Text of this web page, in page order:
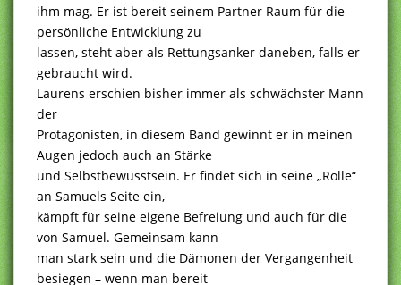
ihm mag. Er ist bereit seinem Partner Raum für die
persönliche Entwicklung zu
lassen, steht aber als Rettungsanker daneben, falls er
gebraucht wird.
Laurens erschien bisher immer als schwächster Mann
der
Protagonisten, in diesem Band gewinnt er in meinen
Augen jedoch auch an Stärke
und Selbstbewusstsein. Er findet sich in seine „Rolle“
an Samuels Seite ein,
kämpft für seine eigene Befreiung und auch für die
von Samuel. Gemeinsam kann
man stark sein und die Dämonen der Vergangenheit
besiegen – wenn man bereit